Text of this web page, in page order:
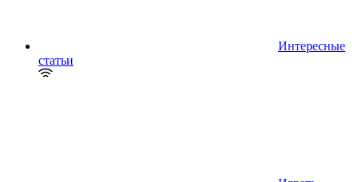
Интересные
статьи